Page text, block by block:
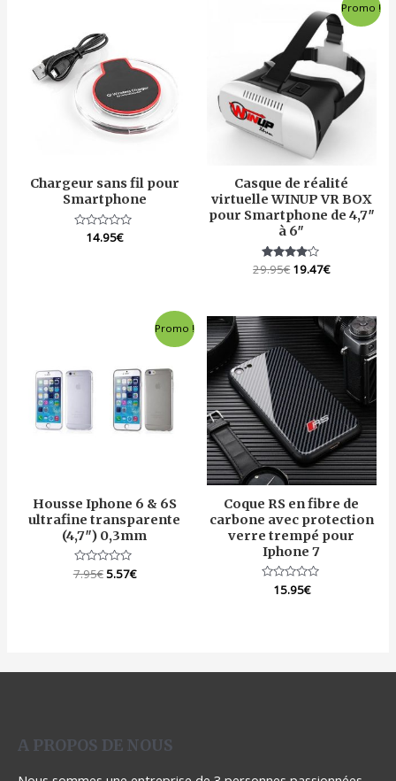
Chargeur sans fil pour
Smartphone
Note
14.95€
Promo !
Casque de réalité
virtuelle WINUP VR BOX
pour Smartphone de 4,7″
à 6″
Note
29.95€ 19.47€
Promo !
Housse Iphone 6 & 6S
ultrafine transparente
(4,7″) 0,3mm
Note
0
7.95€5.57€
Coque RS en fibre de
carbone avec protection
verre trempé pour
Iphone 7
Note
15.95€
A PROPOS DE NOUS